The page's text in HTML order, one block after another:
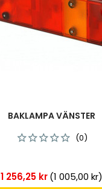
BAKLAMPA VÄNSTER
(0)
Pris
1 256,25 kr (1 005,00 kr)